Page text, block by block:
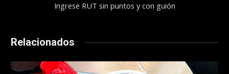
Ingrese RUT sin puntos y con guión
Relacionados